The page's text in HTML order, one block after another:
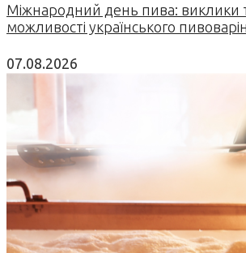
Міжнародний день пива: виклики
можливості українського
07.08.2026